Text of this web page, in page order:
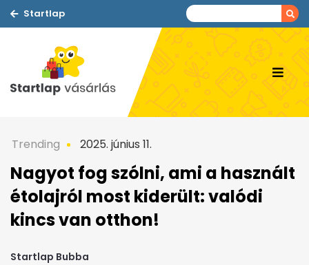
Startlap
Trending 2025. június 11.
Nagyot fog szólni, ami a használt
étolajról most kiderült: valódi
kincs van otthon!
Startlap Bubba